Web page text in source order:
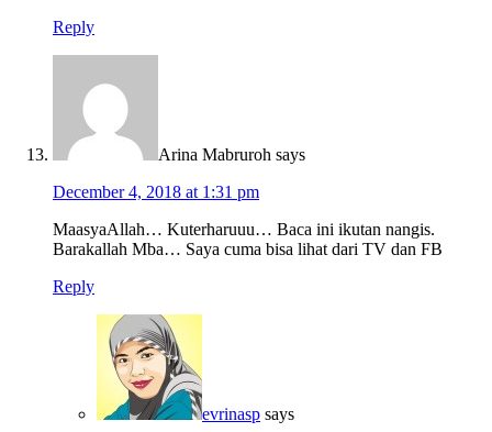
Reply
Arina Mabruroh says
December 4, 2018 at 1:31 pm
MaasyaAllah… Kuterharuuu… Baca ini ikutan nangis.
Barakallah Mba… Saya cuma bisa lihat dari TV dan FB
Reply
evrinasp says